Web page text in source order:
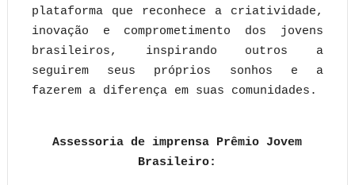
plataforma que reconhece a criatividade,
inovação e comprometimento dos jovens
brasileiros, inspirando outros a
seguirem seus próprios sonhos e a
fazerem a diferença em suas comunidades.
Assessoria de imprensa Prêmio Jovem
Brasileiro: